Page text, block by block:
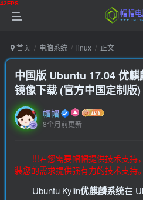
首页 电脑系统 linux 正文
中国版 Ubuntu 17.04 优
镜像下载 (官方中国定制版)
帽帽
8个月前更新
!!!若您需要帽帽提供技术支持
装您的需求提供强有力的技术支持。
Ubuntu Kylin优麒麟系统在